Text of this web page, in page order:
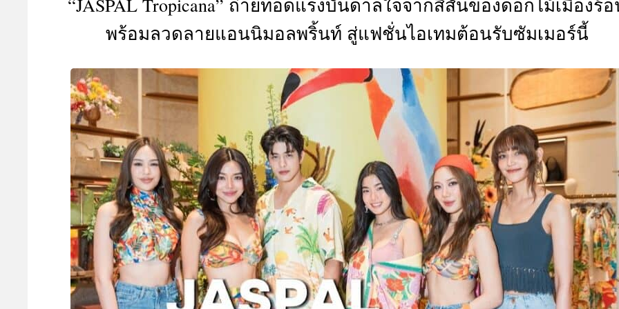
ACTIVITIES
&
DEAL
“JASPAL Tropicana” ถ่ายทอดแรงบันดาลใจจากสีสันของดอกไม้เมืองร้
พร้อมลวดลายแอนนิมอลพริ้นท์ สู่แฟชั่นไอเทมต้อนรับซัมเมอร์นี้